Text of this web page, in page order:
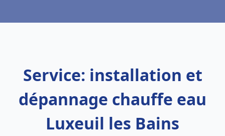
Service: installation et
dépannage chauffe eau
Luxeuil les Bains